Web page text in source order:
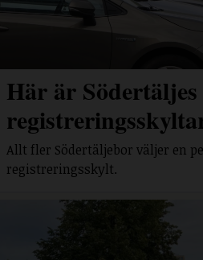
Här är
Allt fler Södertäljebor väljer en
registreringsskylt.